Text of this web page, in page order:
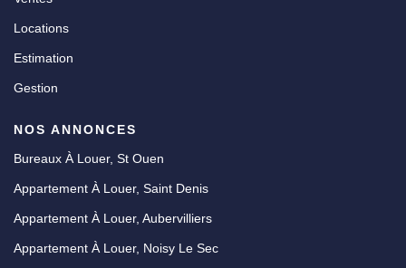
Locations
Estimation
Gestion
NOS ANNONCES
Bureaux À Louer, St Ouen
Appartement À Louer, Saint Denis
Appartement À Louer, Aubervilliers
Appartement À Louer, Noisy Le Sec